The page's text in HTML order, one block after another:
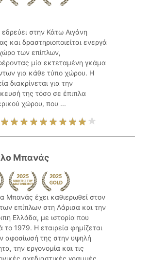
εδρεύει στην Κάτω Αιγάνη
και δραστηριοποιείται ενεργά
των επίπλων,
μία εκτεταμένη γκάμα
για κάθε τύπο χώρου. Η
διακρίνεται για την
της τόσο σε έπιπλα
χώρου, που ...
Μπανάς
Μπανάς έχει καθιερωθεί στον
επίπλων στη Λάρισα και την
Ελλάδα, με ιστορία που
το 1979. Η εταιρεία φημίζεται
αφοσίωσή της στην υψηλή
την εργονομία και τις
σχεδιαστικές γραμμές,